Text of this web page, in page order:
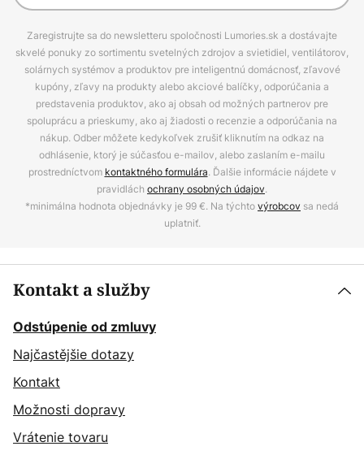
Zaregistrujte sa do newsletteru spoločnosti Lumories.sk a dostávajte
skvelé ponuky zo sortimentu svetelných zdrojov a svietidiel, ventilátorov,
solárnych systémov a produktov pre inteligentnú domácnosť, zľavové
kupóny, zľavy na produkty alebo akciové balíčky, odporúčania a
predstavenia produktov, ako aj obsah od možných partnerov pre
spoluprácu a prieskumy, ako aj žiadosti o recenzie a odporúčania na
nákup. Odber môžete kedykoľvek zrušiť kliknutím na odkaz na
odhlásenie, ktorý je súčasťou e-mailov, alebo zaslaním e-mailu
prostredníctvom kontaktného formulára. Ďalšie informácie nájdete v
pravidlách ochrany osobných údajov.
*minimálna hodnota objednávky je 99 €. Na týchtovýrobcov sa nedá
uplatniť.
Kontakt a služby
Odstúpenie od zmluvy
Najčastějšie dotazy
Kontakt
Možnosti dopravy
Vrátenie tovaru